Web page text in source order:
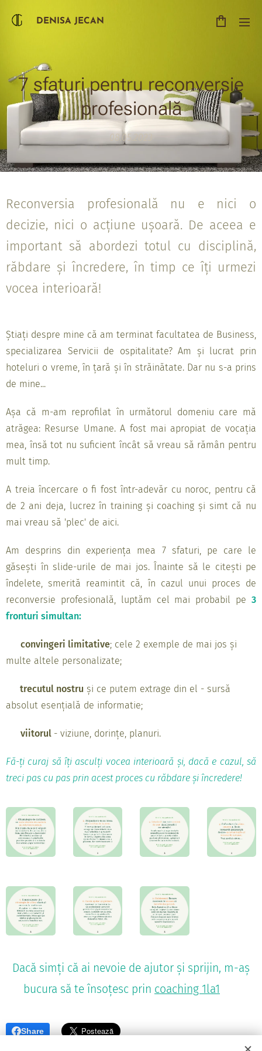
DENISA JECAN
7 sfaturi pentru reconversie
profesională
08.05.2023
Reconversia profesională nu e nici o
decizie, nici o acțiune ușoară. De aceea e
important să abordezi totul cu disciplină,
răbdare și încredere, în timp ce îți urmezi
vocea interioară!
Știați despre mine că am terminat facultatea de Business,
specializarea Servicii de ospitalitate? Am și lucrat prin
hoteluri o vreme, în țară și în străinătate. Dar nu s-a prins
de mine...
Așa că m-am reprofilat în următorul domeniu care mă
atrăgea: Resurse Umane. A fost mai apropiat de vocația
mea, însă tot nu suficient încât să vreau să rămân pentru
mult timp.
A treia încercare o fi fost într-adevăr cu noroc, pentru că
de 2 ani deja, lucrez în training și coaching și simt că nu
mai vreau să 'plec' de aici.
Am desprins din experiența mea 7 sfaturi, pe care le
găsești în slide-urile de mai jos. Înainte să le citești pe
îndelete, smerită reamintit că, în cazul unui proces de
reconversie profesională, luptăm cel mai probabil pe 3
fronturi simultan:
convingeri limitative; cele 2 exemple de mai jos și
multe altele personalizate;
trecutul nostru și ce putem extrage din el - sursă
absolut esențială de informatie;
viitorul - viziune, dorințe, planuri.
Fă-ți curaj să îți asculți vocea interioară și, dacă e cazul, să
treci pas cu pas prin acest proces cu răbdare și încredere!
Dacă simți că ai nevoie de ajutor și sprijin, m-aș
bucura să te însoțesc prin coaching 1la1
Share